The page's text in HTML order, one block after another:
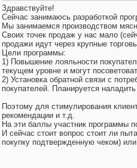
Здравствуйте!
Сейчас занимаюсь разработкой
Мы занимаемся производством
Своих точек продаж у нас мало
продажи идут через крупные
Цели программы:
1) Повышение лояльности
текущем уровне и могут
2) Установка обратной связи с
покупателей. Планируется
Поэтому для стимулирования
рекомендации и т.д.
На эти баллы участник программы
И сейчас стоит вопрос стоит ли
покупку подтвержденную чеком)